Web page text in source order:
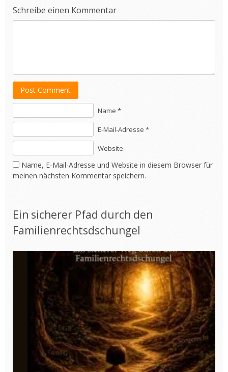
Schreibe einen Kommentar
Post Comment
Name *
E-Mail-Adresse *
Website
Name, E-Mail-Adresse und Website in diesem Browser für
meinen nächsten Kommentar speichern.
Ein sicherer Pfad durch den
Familienrechtsdschungel